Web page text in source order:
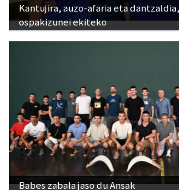
Kantujira, auzo-afaria eta
ospakizunei ekiteko
Babes zabala jaso du Ansak